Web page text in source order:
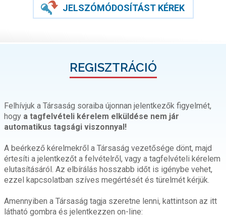
JELSZÓMÓDOSÍTÁST KÉREK
REGISZTRÁCIÓ
Felhívjuk a Társaság soraiba újonnan jelentkezők figyelmét,
hogy a tagfelvételi kérelem elküldése nem jár
automatikus tagsági viszonnyal!
A beérkező kérelmekről a Társaság vezetősége dönt, majd
értesíti a jelentkezőt a felvételről, vagy a tagfelvételi kérelem
elutasításáról. Az elbírálás hosszabb időt is igénybe vehet,
ezzel kapcsolatban szíves megértését és türelmét kérjük.
Amennyiben a Társaság tagja szeretne lenni, kattintson az itt
látható gombra és jelentkezzen on-line: